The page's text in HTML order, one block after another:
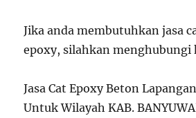
Jika anda membutuhkan jasa
epoxy, silahkan menghubungi
Jasa Cat Epoxy Beton
Untuk Wilayah KAB.